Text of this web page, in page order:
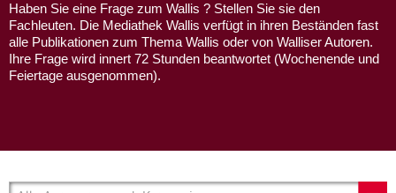
Haben Sie eine Frage zum Wallis ? Stellen Sie sie den
Fachleuten. Die Mediathek Wallis verfügt in ihren Beständen fast
alle Publikationen zum Thema Wallis oder von Walliser Autoren.
Ihre Frage wird innert 72 Stunden beantwortet (Wochenende und
Feiertage ausgenommen).